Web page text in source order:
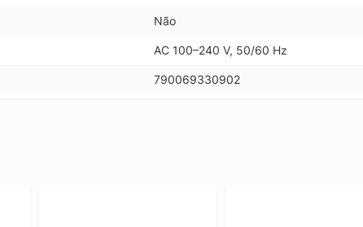
Não
AC 100–240 V, 50/60 Hz
790069330902